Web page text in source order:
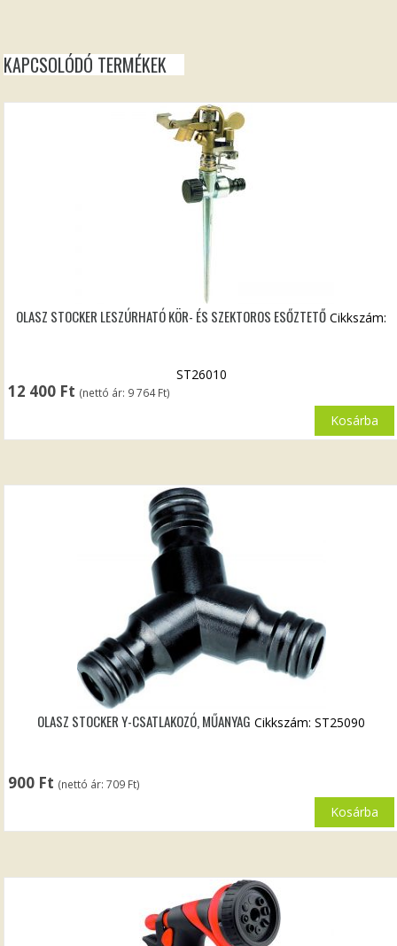
KAPCSOLÓDÓ TERMÉKEK
OLASZ STOCKER LESZÚRHATÓ KÖR- ÉS SZEKTOROS ESŐZTETŐ
12 400 Ft (nettó ár: 9 764Ft)
Cikkszám:
ST26010
Kosárba
OLASZ STOCKER Y-CSATLAKOZÓ, MŰANYAG
900 Ft (nettó ár:709 Ft)
Cikkszám: ST25090
Kosárba